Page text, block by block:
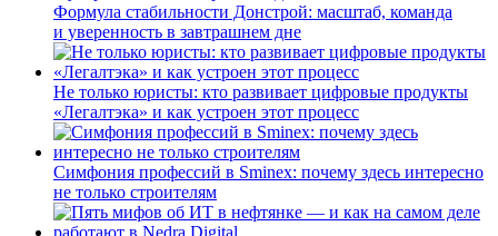
Формула стабильности Донстрой: масштаб, команда
и уверенность в завтрашнем дне
Не только юристы: кто развивает цифровые продукты
«Легалтэка» и как устроен этот процесс
Симфония профессий в Sminex: почему здесь интересно
не только строителям